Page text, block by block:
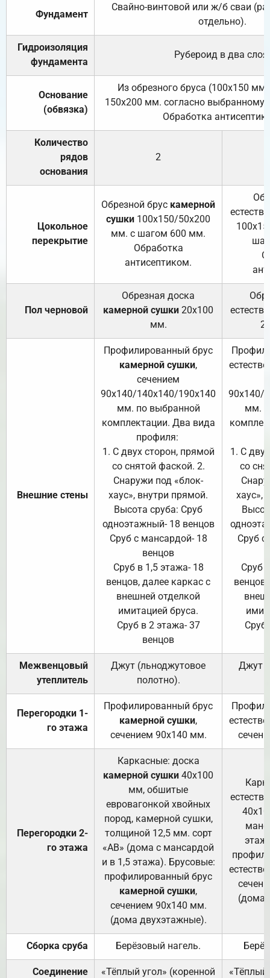
Фундамент
Свайно-винтовой или ж/б сваи
отдельно).
Гидроизоляция
фундамента
Рубероид в два слоя.
Основание
(обвязка)
Из обрезного бруса (100х150
150х200 мм. согласно выбранному
Обработка
Количество
рядов
основания
2
Цокольное
перекрытие
Обрезной брус камерной
сушки 100х150/50х200
мм. с шагом 600 мм.
Обработка
антисептиком.
Пол черновой
Обрезная доска
камерной сушки 20х100
мм.
Внешние стены
Профилированный брус
камерной сушки,
сечением
90х140/140х140/190х140
мм. по выбранной
комплектации. Два вида
профиля:
1. С двух сторон, прямой
со снятой фаской. 2.
Снаружи под «блок-
хаус», внутри прямой.
Высота сруба: Сруб
одноэтажный- 18 венцов
Сруб с мансардой- 18
венцов
Сруб в 1,5 этажа- 18
венцов, далее каркас с
внешней отделкой
имитацией бруса.
Сруб в 2 этажа- 37
венцов
90х140/
мм.
1. С
со
хаус»,
Сруб с
Сруб
Сруб
Межвенцовый
утеплитель
Джут (льноджутовое
полотно).
Джут
Перегородки 1-
го этажа
Профилированный брус
камерной сушки,
сечением 90х140 мм.
Перегородки 2-
го этажа
Каркасные: доска
камерной сушки 40х100
мм, обшитые
евровагонкой хвойных
пород, камерной сушки,
толщиной 12,5 мм. сорт
«АВ» (дома с мансардой
и в 1,5 этажа). Брусовые:
профилированный брус
камерной сушки,
сечением 90х140 мм.
(дома двухэтажные).
(дома
Сборка сруба Берёзовый нагель.
Соединение
«Тёплый угол» (коренной
«Тёплый